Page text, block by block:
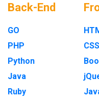
Back-End
GO
PHP
Python
Java
Ruby
CSS